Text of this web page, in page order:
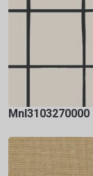
Mnl3103270000